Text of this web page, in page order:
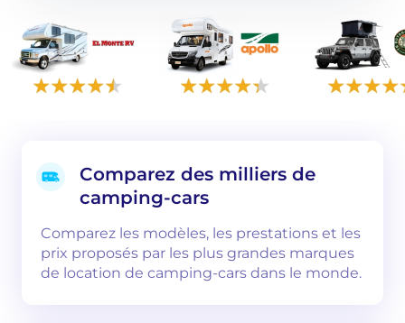
Comparez des milliers de
camping-cars
Comparez les modèles, les prestations et les
prix proposés par les plus grandes marques
de location de camping-cars dans le monde.